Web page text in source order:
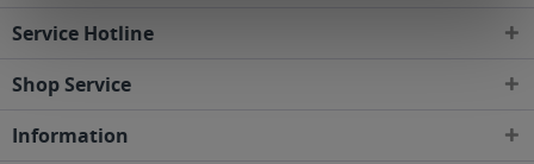
Service Hotline
Shop Service
Information